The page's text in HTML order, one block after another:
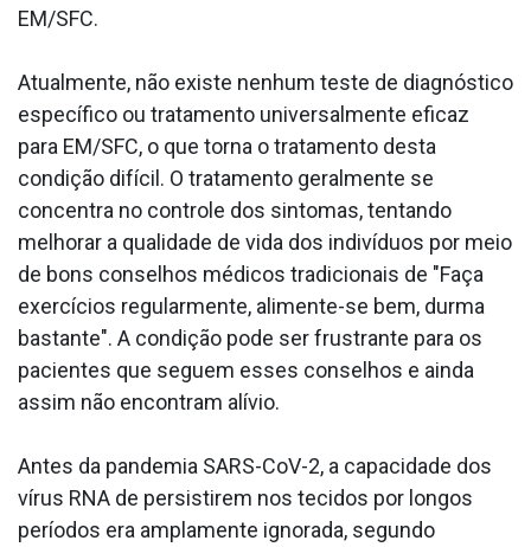
EM/SFC.
Atualmente, não existe nenhum teste de diagnóstico
específico ou tratamento universalmente eficaz
para EM/SFC, o que torna o tratamento desta
condição difícil. O tratamento geralmente se
concentra no controle dos sintomas, tentando
melhorar a qualidade de vida dos indivíduos por meio
de bons conselhos médicos tradicionais de "Faça
exercícios regularmente, alimente-se bem, durma
bastante". A condição pode ser frustrante para os
pacientes que seguem esses conselhos e ainda
assim não encontram alívio.
Antes da pandemia SARS-CoV-2, a capacidade dos
vírus RNA de persistirem nos tecidos por longos
períodos era amplamente ignorada, segundo